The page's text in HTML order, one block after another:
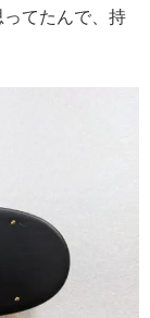
てたんで、持